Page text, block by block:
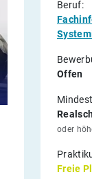
Beruf:
Offen
oder
Freie